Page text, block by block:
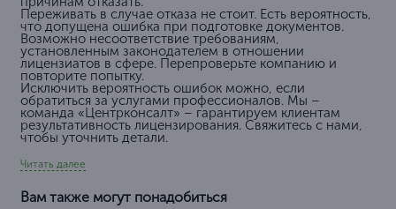
Переживать в случае отказа не стоит. Есть вероятность,
что допущена ошибка при подготовке документов.
Возможно несоответствие требованиям,
установленным законодателем в отношении
лицензиатов в сфере. Перепроверьте компанию и
повторите попытку.
Исключить вероятность ошибок можно, если
обратиться за услугами профессионалов. Мы –
команда «Центрконсалт» – гарантируем клиентам
результативность лицензирования. Свяжитесь с нами,
чтобы уточнить детали.
Читать далее
Вам также могут понадобиться